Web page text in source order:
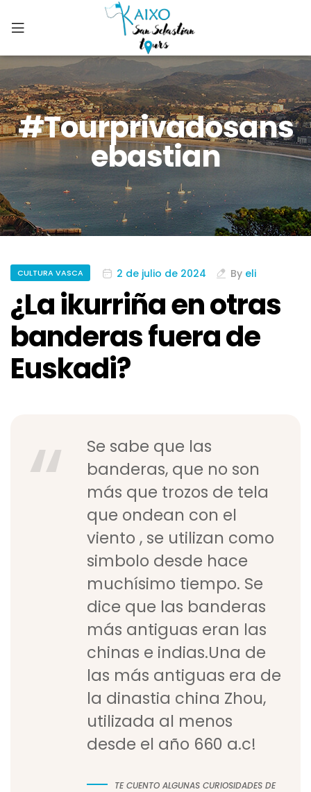
#tourprivadosans
Ebastian
CULTURA VASCA 2 de julio de 2024 By eli
¿La ikurriña en otras
banderas fuera de
Euskadi?
Se sabe que las
banderas, que no son
más que trozos de tela
que ondean con el
viento , se utilizan como
simbolo desde hace
muchísimo tiempo. Se
dice que las banderas
más antiguas eran las
chinas e indias.Una de
las más antiguas era de
la dinastia china Zhou,
utilizada al menos
desde el año 660 a.c!
TE CUENTO ALGUNAS CURIOSIDADES DE